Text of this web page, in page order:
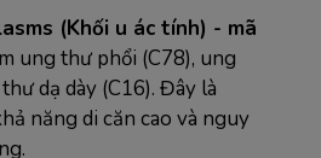
(Khối u ác tính) - mã
ung thư phổi (C78), ung
dạ dày (C16). Đây là
năng di căn cao và nguy